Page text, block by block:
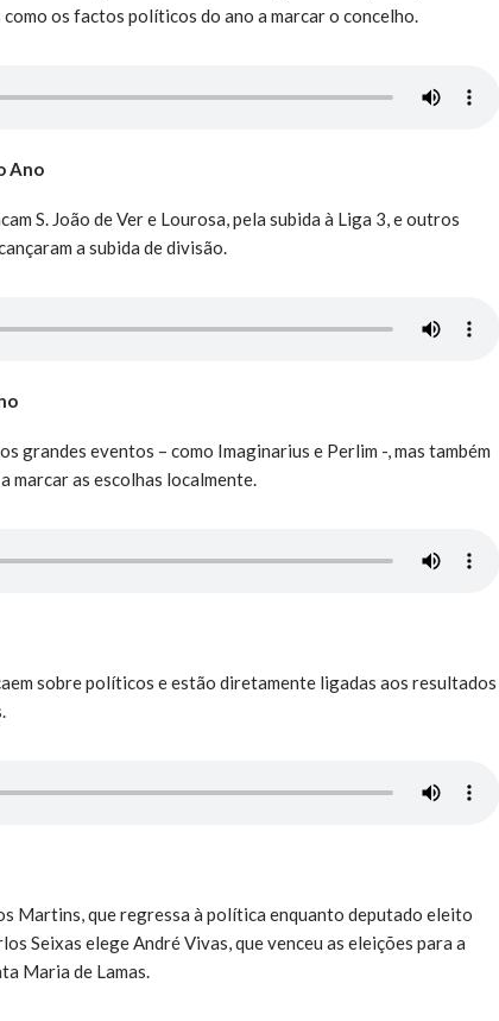
os factos políticos do ano a marcar o concelho.
Ano
S. João de Ver e Lourosa, pela subida à Liga 3, e outros
a subida de divisão.
grandes eventos – como Imaginarius e Perlim -, mas também
marcar as escolhas localmente.
sobre políticos e estão diretamente ligadas aos resultados
Martins, que regressa à política enquanto deputado eleito
Seixas elege André Vivas, que venceu as eleições para a
Maria de Lamas.